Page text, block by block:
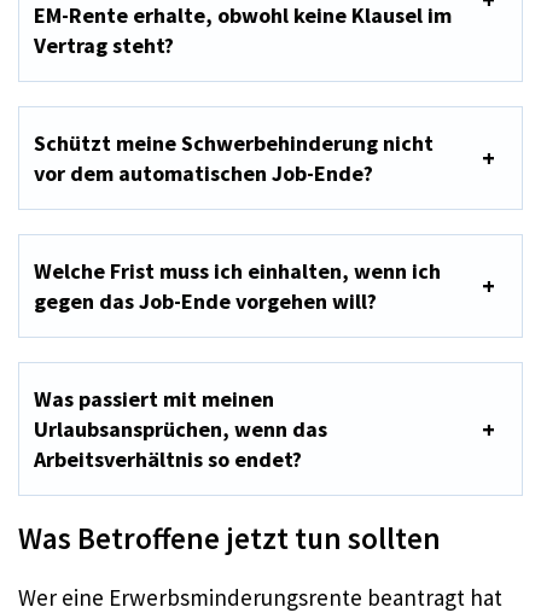
EM-Rente erhalte, obwohl keine Klausel im
Vertrag steht?
Schützt meine Schwerbehinderung nicht
vor dem automatischen Job-Ende?
Welche Frist muss ich einhalten, wenn ich
gegen das Job-Ende vorgehen will?
Was passiert mit meinen
Urlaubsansprüchen, wenn das
Arbeitsverhältnis so endet?
Was Betroffene jetzt tun sollten
Wer eine Erwerbsminderungsrente beantragt hat